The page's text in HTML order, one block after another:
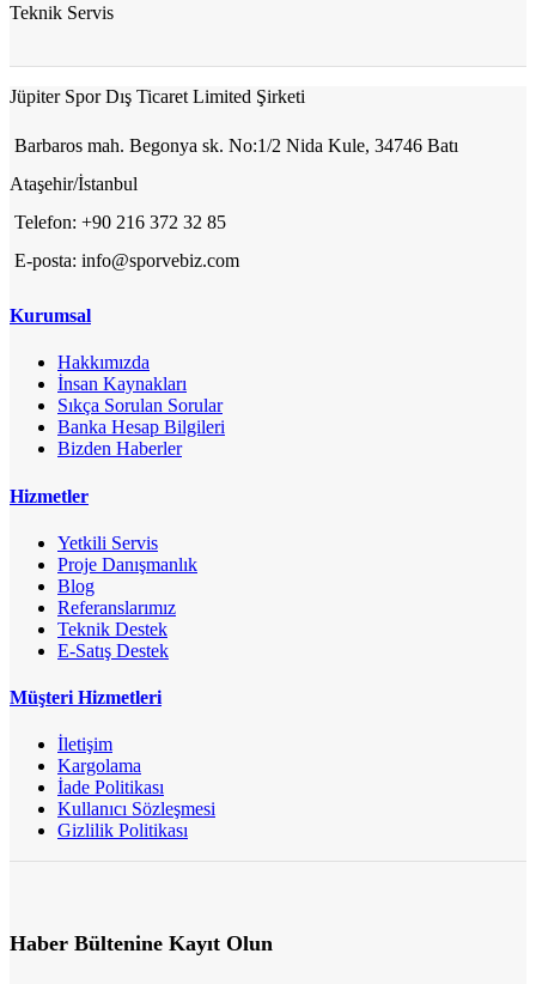
Teknik Servis
Jüpiter Spor Dış Ticaret Limited Şirketi
Barbaros mah. Begonya sk. No:1/2 Nida Kule, 34746 Batı
Ataşehir/İstanbul
Telefon: +90 216 372 32 85
E-posta: info@sporvebiz.com
Kurumsal
Hakkımızda
İnsan Kaynakları
Sıkça Sorulan Sorular
Banka Hesap Bilgileri
Bizden Haberler
Hizmetler
Yetkili Servis
Proje Danışmanlık
Blog
Referanslarımız
Teknik Destek
E-Satış Destek
Müşteri Hizmetleri
İletişim
Kargolama
İade Politikası
Kullanıcı Sözleşmesi
Gizlilik Politikası
Haber Bültenine Kayıt Olun